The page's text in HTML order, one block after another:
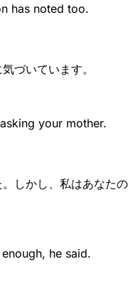
has noted too.
づいています。
your mother.
しかし、私はあなたの
he said.